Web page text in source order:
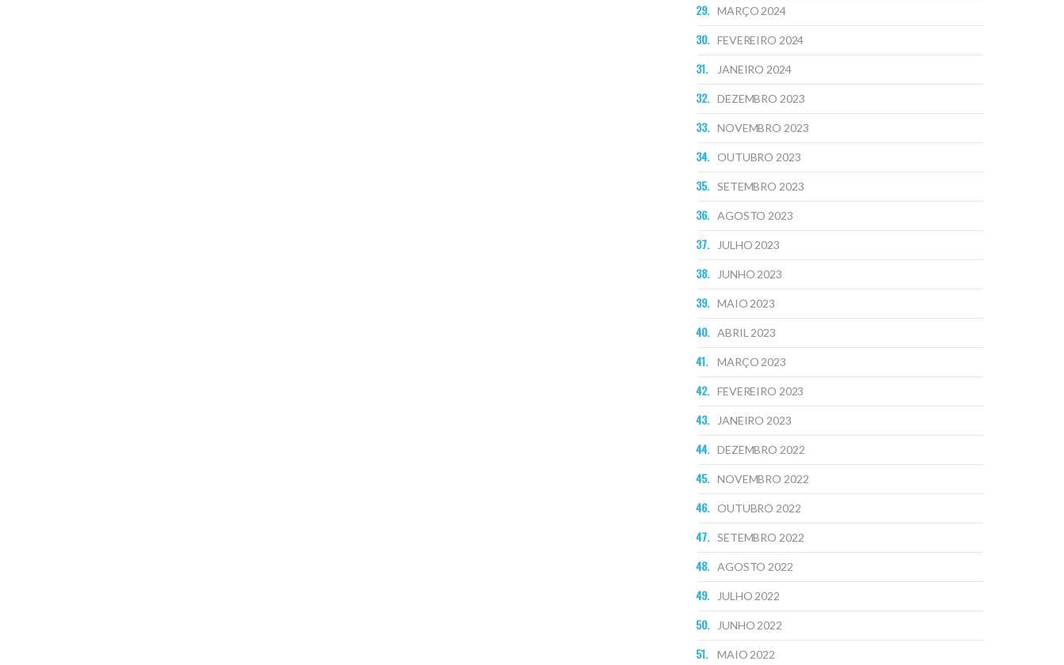
MARÇO 2024
FEVEREIRO 2024
JANEIRO 2024
DEZEMBRO 2023
NOVEMBRO 2023
OUTUBRO 2023
SETEMBRO 2023
AGOSTO 2023
JULHO 2023
JUNHO 2023
MAIO 2023
ABRIL 2023
MARÇO 2023
FEVEREIRO 2023
JANEIRO 2023
DEZEMBRO 2022
NOVEMBRO 2022
OUTUBRO 2022
SETEMBRO 2022
AGOSTO 2022
JULHO 2022
JUNHO 2022
MAIO 2022